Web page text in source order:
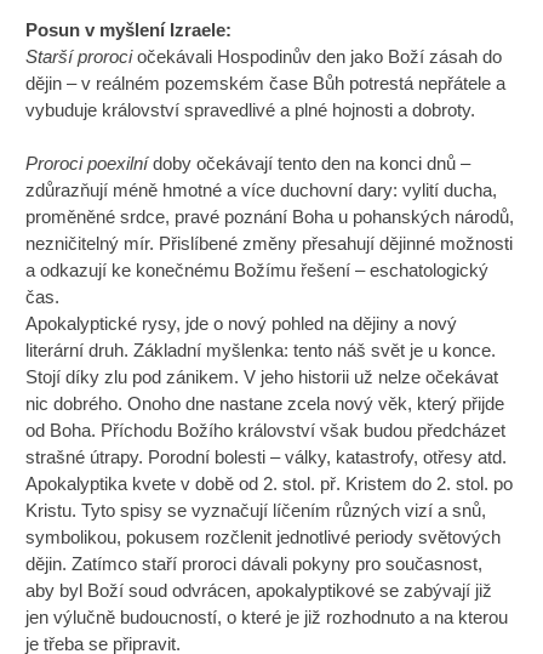
Posun v myšlení Izraele:
Starší prorociočekávali Hospodinův den jako Boží zásah do
dějin – v reálném pozemském čase Bůh potrestá nepřátele a
vybuduje království spravedlivé a plné hojnosti a dobroty.
Proroci poexilnídoby očekávají tento den na konci dnů –
zdůrazňují méně hmotné a více duchovní dary: vylití ducha,
proměněné srdce, pravé poznání Boha u pohanských národů,
nezničitelný mír. Přislíbené změny přesahují dějinné možnosti
a odkazují ke konečnému Božímu řešení – eschatologický
čas.
Apokalyptické rysy, jde o nový pohled na dějiny a nový
literární druh. Základní myšlenka: tento náš svět je u konce.
Stojí díky zlu pod zánikem. V jeho historii už nelze očekávat
nic dobrého. Onoho dne nastane zcela nový věk, který přijde
od Boha. Příchodu Božího království však budou předcházet
strašné útrapy. Porodní bolesti – války, katastrofy, otřesy atd.
Apokalyptika kvete v době od 2. stol. př. Kristem do 2. stol. po
Kristu. Tyto spisy se vyznačují líčením různých vizí a snů,
symbolikou, pokusem rozčlenit jednotlivé periody světových
dějin. Zatímco staří proroci dávali pokyny pro současnost,
aby byl Boží soud odvrácen, apokalyptikové se zabývají již
jen výlučně budoucností, o které je již rozhodnuto a na kterou
je třeba se připravit.